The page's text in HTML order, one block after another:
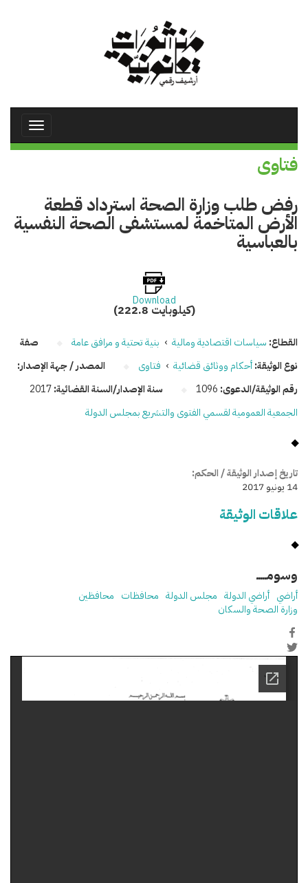
Toggle
فتاوى
رفض طلب وزارة الصحة استرداد قطعة
الأرض المتاخمة لمستشفى الصحة النفسية
بالعباسية
Download
(222.8 كيلوبايت)
القطاع: سياسات اقتصادية ومالية › بنية تحتية و مرافق عامة
نوع الوثيقة:أحكام ووثائق قضائية › فتاوى
رقم الوثيقة/الدعوى: 1096 سنة الإصدار/السنة القضائية:2017
صفة
المصدر / جهة الإصدار:
الجمعية العمومية لقسمي الفتوى والتشريع بمجلس الدولة
تاريخ إصدار الوثيقة / الحكم:
14 يونيو 2017
علاقات الوثيقة
وسومـــــ
أراضي أراضي الدولة مجلس الدولة محافظات محافظين
وزارة الصحة والسكان